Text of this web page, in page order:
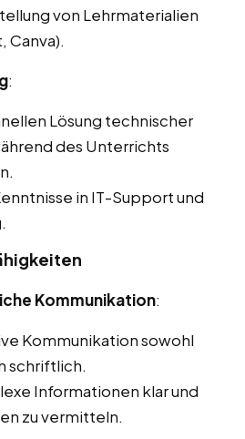
von Lehrmaterialien
Canva).
:
Lösung technischer
des Unterrichts
in IT-Support und
Kommunikation:
Kommunikation sowohl
schriftlich.
Informationen klar und
zu vermitteln.